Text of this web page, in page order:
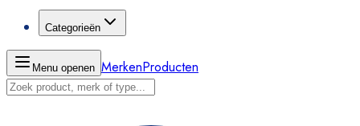
Categorieën
Menu openen MerkenProducten